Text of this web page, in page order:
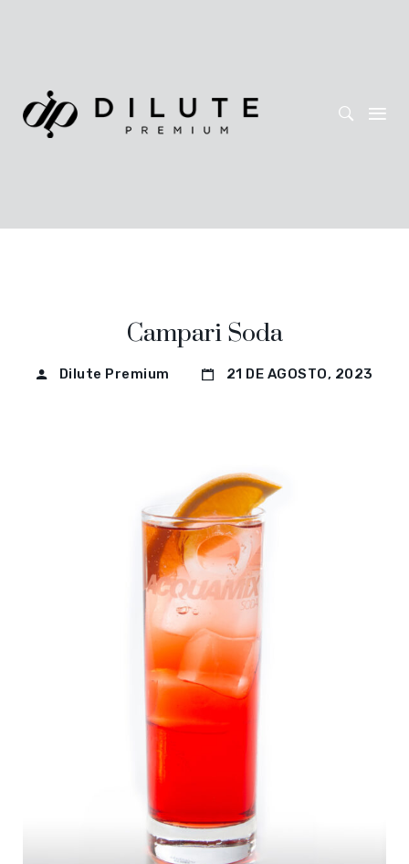
Campari Soda
Dilute Premium 21 DE AGOSTO, 2023